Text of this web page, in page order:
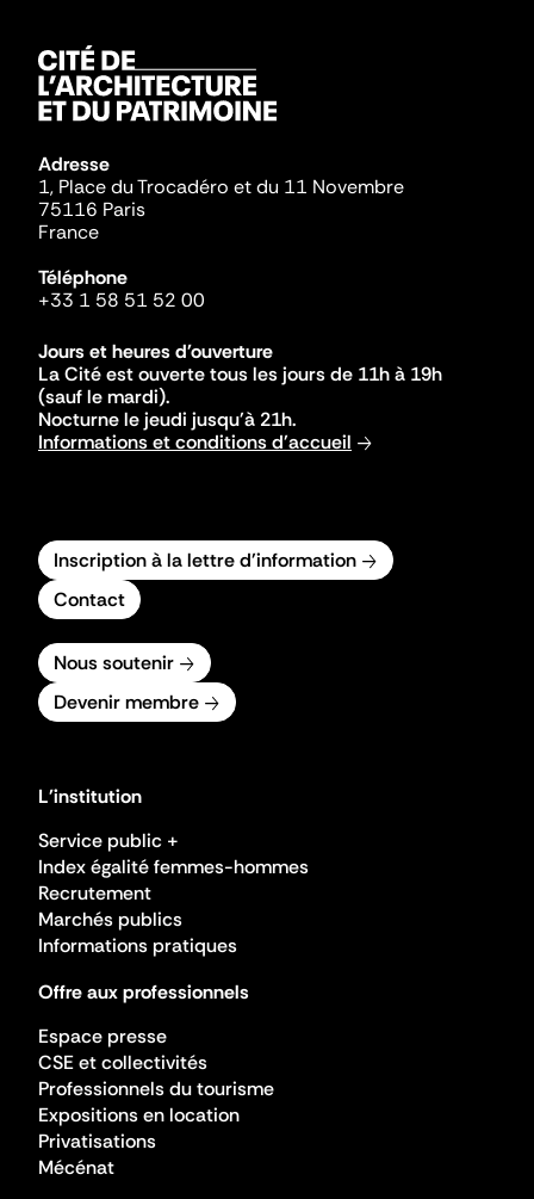
Adresse
1, Place du Trocadéro et du 11 Novembre
75116 Paris
France
Téléphone
+33 1 58 51 52 00
Jours et heures d'ouverture
La Cité est ouverte tous les jours de 11h à 19h
(sauf le mardi).
Nocturne le jeudi jusqu'à 21h.
Informations et conditions d'accueil
Inscription à la lettre d'information
Contact
Nous soutenir
Devenir membre
L'institution
Service public +
Index égalité femmes-hommes
Recrutement
Marchés publics
Informations pratiques
Offre aux professionnels
Espace presse
CSE et collectivités
Professionnels du tourisme
Expositions en location
Privatisations
Mécénat